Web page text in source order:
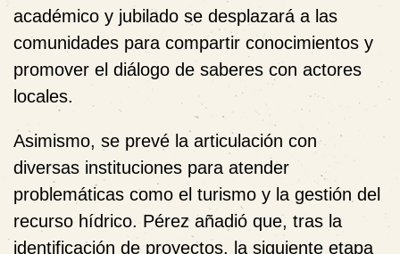
académico y jubilado se desplazará a las
comunidades para compartir conocimientos y
promover el diálogo de saberes con actores
locales.
Asimismo, se prevé la articulación con
diversas instituciones para atender
problemáticas como el turismo y la gestión del
recurso hídrico. Pérez añadió que, tras la
identificación de proyectos, la siguiente etapa